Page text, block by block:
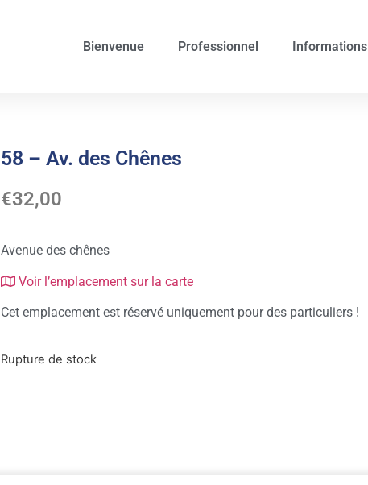
Bienvenue Professionnel Informations
58 – Av. des Chênes
€32,00
Avenue des chênes
Voir l’emplacement sur la carte
Cet emplacement est réservé uniquement pour des particuliers !
Rupture de stock